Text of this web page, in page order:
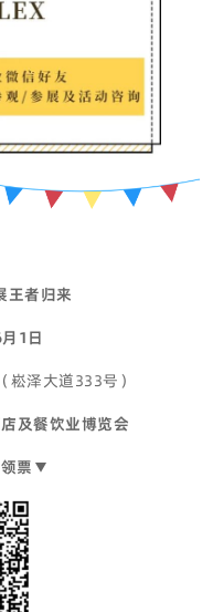
王者归来
1日
（崧泽大道333号）
及餐饮业博览会
票▼